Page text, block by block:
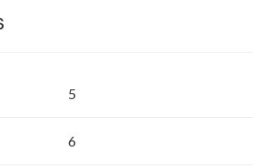
5
6